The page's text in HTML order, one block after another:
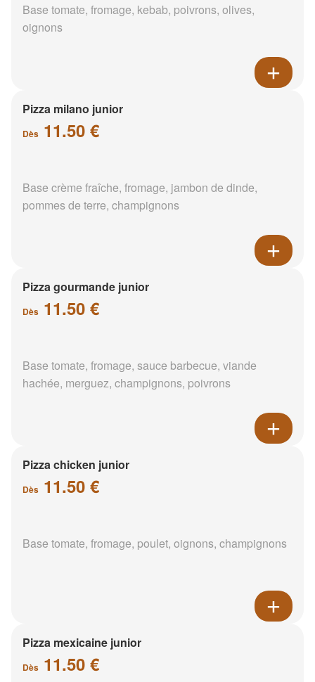
Base tomate, fromage, kebab, poivrons, olives,
oignons
Pizza milano junior
Dès 11.50 €
Base crème fraîche, fromage, jambon de dinde,
pommes de terre, champignons
Pizza gourmande junior
Dès 11.50 €
Base tomate, fromage, sauce barbecue, viande
hachée, merguez, champignons, poivrons
Pizza chicken junior
Dès 11.50 €
Base tomate, fromage, poulet, oignons, champignons
Pizza mexicaine junior
Dès 11.50 €